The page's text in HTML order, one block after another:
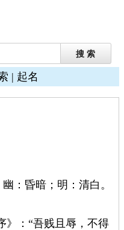
| 起名
：昏暗；明：清白。
》：“吾贱且辱，不得